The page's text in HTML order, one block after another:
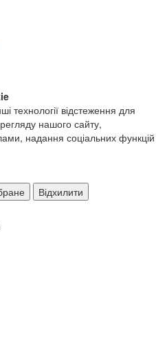
технології відстеження для
нашого сайту,
надання соціальних функцій
Відхилити